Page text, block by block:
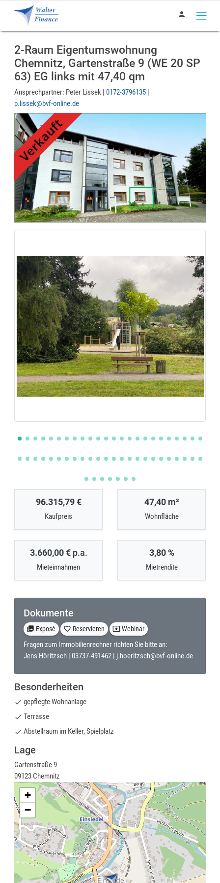
person
2-Raum Eigentumswohnung
Chemnitz, Gartenstraße 9 (WE 20 SP
63) EG links mit 47,40 qm
Ansprechpartner: Peter Lissek | 0172-3796135 |
p.lissek@bvf-online.de
96.315,79 €
Kaufpreis
47,40 m²
Wohnfläche
3.660,00 €p.a.
Mieteinnahmen
3,80 %
Mietrendite
Dokumente
collections Exposè favorite_border Reservieren present_to_allWebinar
Fragen zum Immobilienrechner richten Sie bitte an:
Jens Höritzsch | 03737-491462 | j.hoeritzsch@bvf-online.de
Besonderheiten
done gepflegte Wohnanlage
done Terrasse
done Abstellraum im Keller, Spielplatz
Lage
Gartenstraße 9
09123 Chemnitz
+
−